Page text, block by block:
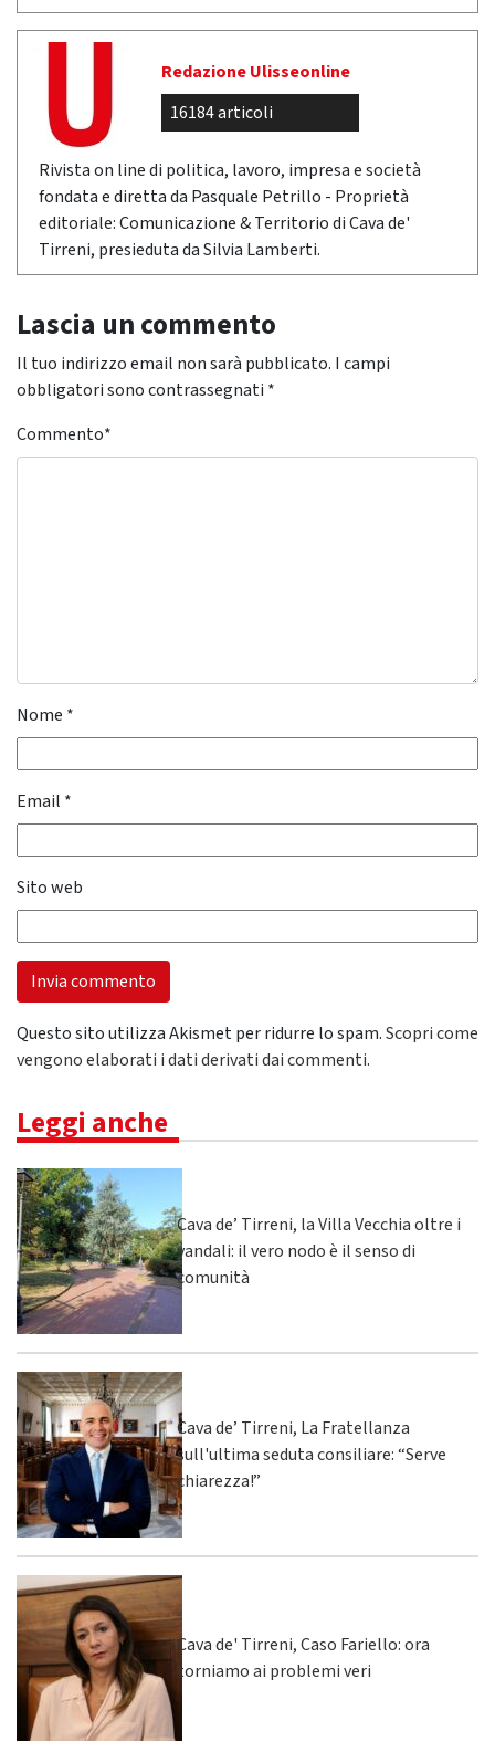
Redazione Ulisseonline
16184 articoli
Rivista on line di politica, lavoro, impresa e società
fondata e diretta da Pasquale Petrillo - Proprietà
editoriale: Comunicazione & Territorio di Cava de'
Tirreni, presieduta da Silvia Lamberti.
Lascia un commento
Il tuo indirizzo email non sarà pubblicato. I campi
obbligatori sono contrassegnati *
Commento*
Nome *
Email *
Sito web
Questo sito utilizza Akismet per ridurre lo spam.Scopri come
vengono elaborati i dati derivati dai commenti.
Leggi anche
Cava de’ Tirreni, la Villa Vecchia oltre i
vandali: il vero nodo è il senso di
comunità
Cava de’ Tirreni, La Fratellanza
sull'ultima seduta consiliare: “Serve
chiarezza!”
Cava de' Tirreni, Caso Fariello: ora
torniamo ai problemi veri